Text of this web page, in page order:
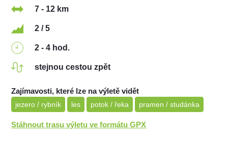
7 - 12 km
2 / 5
2 - 4 hod.
stejnou cestou zpět
Zajímavosti, které lze na výletě vidět
jezero / rybník les potok / řeka pramen / studánka
Stáhnout trasu výletu ve formátu GPX